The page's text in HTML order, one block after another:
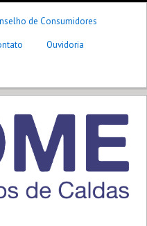
de Consumidores
Ouvidoria